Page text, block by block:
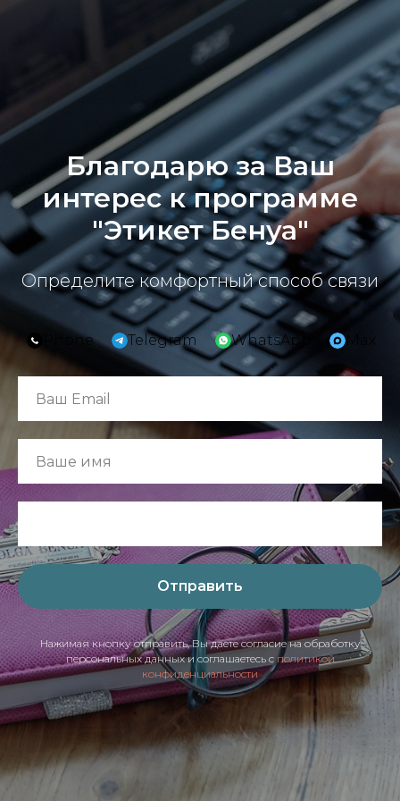
Благодарю за Ваш
интерес к программе
"Этикет Бенуа"
Определите комфортный способ связи
Phone Telegram WhatsApp
Отправить
Нажимая кнопку отправить, Вы даете согласие на обработку
персональных данных и соглашаетесь сполитикой
конфиденциальности